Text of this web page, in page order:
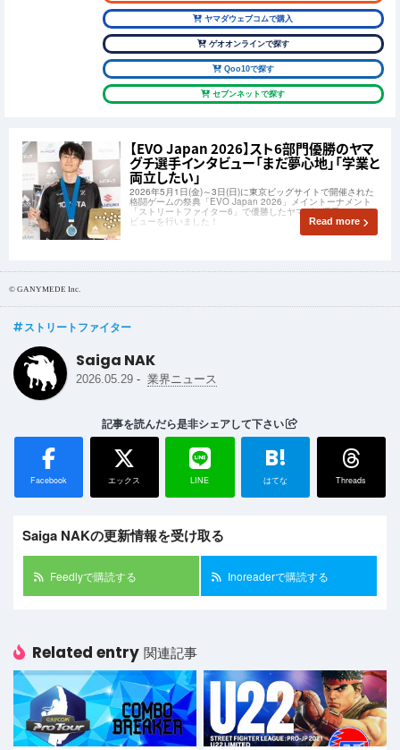
ヤマダウェブコムで購入
ゲオオンラインで探す
Qoo10で探す
セブンネットで探す
【EVO Japan 2026】スト6部門優勝のヤマ
グチ選手インタビュー「まだ夢心地」「学業と
両立したい」
2026年5月1日(金)～3日(日)に東京ビッグサイトで開催された
格闘ゲームの祭典「EVO Japan 2026」メイントーナメント
「ストリートファイター6」で優勝したヤマグチ選手にインタ
ビューを行いました！ Read more
© GANYMEDE Inc.
ストリートファイター
Saiga NAK
2026.05.29 - 業界ニュース
記事を読んだら是非シェアして下さい
Facebook エックス LINE
B!
はてな Threads
Saiga NAKの更新情報を受け取る
Feedlyで購読する Inoreaderで購読する
Related entry 関連記事